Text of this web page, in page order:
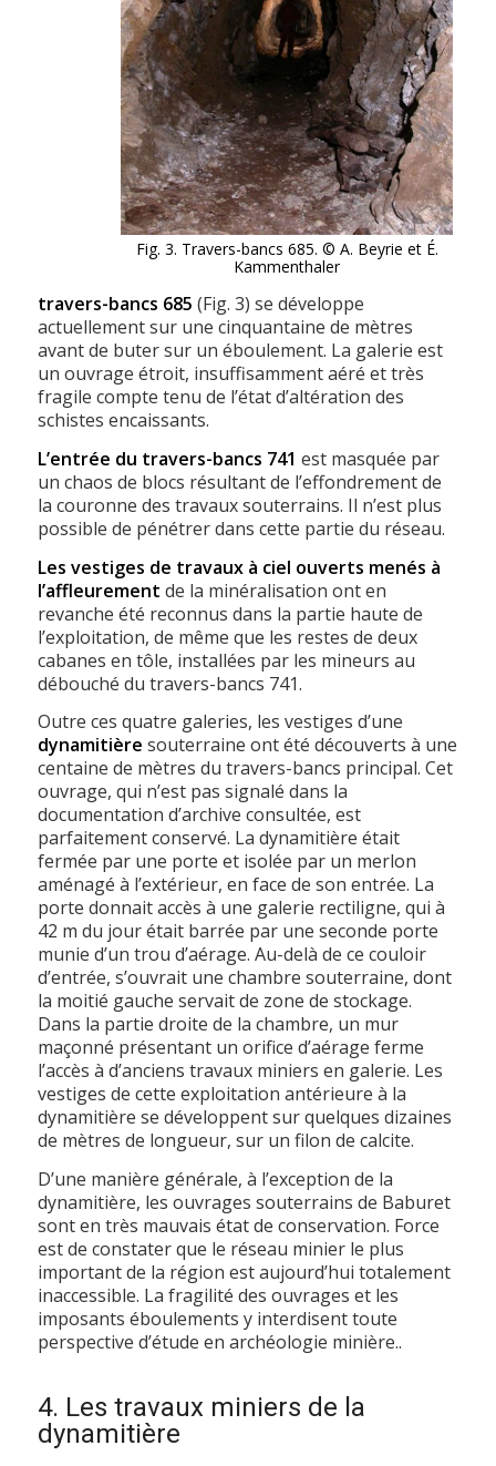
Fig. 3. Travers-bancs 685. © A. Beyrie et É.
Kammenthaler
travers-bancs 685 (Fig. 3) se développe
actuellement sur une cinquantaine de mètres
avant de buter sur un éboulement. La galerie est
un ouvrage étroit, insuffisamment aéré et très
fragile compte tenu de l’état d’altération des
schistes encaissants.
L’entrée du travers-bancs 741 est masquée par
un chaos de blocs résultant de l’effondrement de
la couronne des travaux souterrains. Il n’est plus
possible de pénétrer dans cette partie du réseau.
Les vestiges de travaux à ciel ouverts menés à
l’affleurement de la minéralisation ont en
revanche été reconnus dans la partie haute de
l’exploitation, de même que les restes de deux
cabanes en tôle, installées par les mineurs au
débouché du travers-bancs 741.
Outre ces quatre galeries, les vestiges d’une
dynamitière souterraine ont été découverts à une
centaine de mètres du travers-bancs principal. Cet
ouvrage, qui n’est pas signalé dans la
documentation d’archive consultée, est
parfaitement conservé. La dynamitière était
fermée par une porte et isolée par un merlon
aménagé à l’extérieur, en face de son entrée. La
porte donnait accès à une galerie rectiligne, qui à
42 m du jour était barrée par une seconde porte
munie d’un trou d’aérage. Au-delà de ce couloir
d’entrée, s’ouvrait une chambre souterraine, dont
la moitié gauche servait de zone de stockage.
Dans la partie droite de la chambre, un mur
maçonné présentant un orifice d’aérage ferme
l’accès à d’anciens travaux miniers en galerie. Les
vestiges de cette exploitation antérieure à la
dynamitière se développent sur quelques dizaines
de mètres de longueur, sur un filon de calcite.
D’une manière générale, à l’exception de la
dynamitière, les ouvrages souterrains de Baburet
sont en très mauvais état de conservation. Force
est de constater que le réseau minier le plus
important de la région est aujourd’hui totalement
inaccessible. La fragilité des ouvrages et les
imposants éboulements y interdisent toute
perspective d’étude en archéologie minière..
4. Les travaux miniers de la
dynamitière